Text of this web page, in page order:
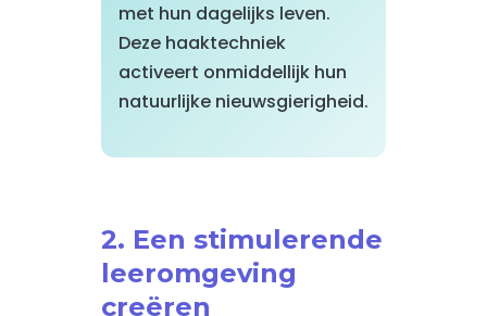
met hun dagelijks leven.
Deze haaktechniek
activeert onmiddellijk hun
natuurlijke nieuwsgierigheid.
2. Een stimulerende
leeromgeving
creëren